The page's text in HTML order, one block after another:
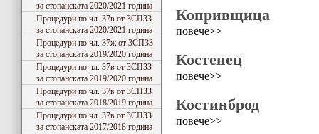
за стопанската 2020/2021 година
Процедури по чл. 37в от ЗСПЗЗ
за стопанската 2020/2021 година
Процедури по чл. 37ж от ЗСПЗЗ
за стопанската 2019/2020 година
Процедури по чл. 37в от ЗСПЗЗ
за стопанската 2019/2020 година
Процедури по чл. 37в от ЗСПЗЗ
за стопанската 2018/2019 година
Процедури по чл. 37в от ЗСПЗЗ
за стопанската 2017/2018 година
Копривщица
повече>>
Костенец
повече>>
Костинброд
повече>>